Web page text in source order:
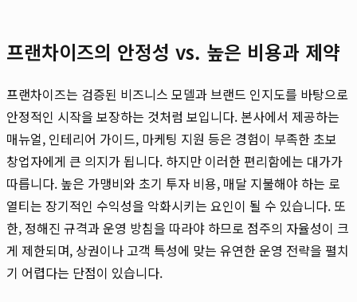
프랜차이즈의 안정성 vs. 높은 비용과 제약
프랜차이즈는 검증된 비즈니스 모델과 브랜드 인지도를 바탕으로
안정적인 시작을 보장하는 것처럼 보입니다. 본사에서 제공하는
매뉴얼, 인테리어 가이드, 마케팅 지원 등은 경험이 부족한 초보
창업자에게 큰 의지가 됩니다. 하지만 이러한 편리함에는 대가가
따릅니다. 높은 가맹비와 초기 투자 비용, 매달 지불해야 하는 로
열티는 장기적인 수익성을 악화시키는 요인이 될 수 있습니다. 또
한, 정해진 규격과 운영 방침을 따라야 하므로 점주의 자율성이 크
게 제한되며, 상권이나 고객 특성에 맞는 유연한 운영 전략을 펼치
기 어렵다는 단점이 있습니다.